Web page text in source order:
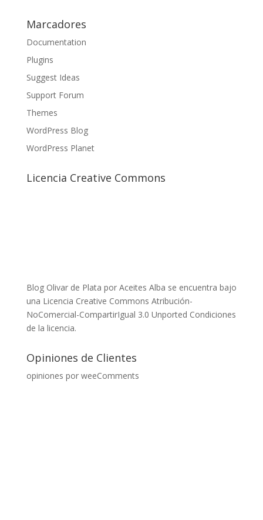
Marcadores
Documentation
Plugins
Suggest Ideas
Support Forum
Themes
WordPress Blog
WordPress Planet
Licencia Creative Commons
Blog Olivar de Plata por Aceites Alba se encuentra bajo
una Licencia Creative Commons Atribución-
NoComercial-CompartirIgual 3.0 Unported Condiciones
de la licencia.
Opiniones de Clientes
opiniones por weeComments